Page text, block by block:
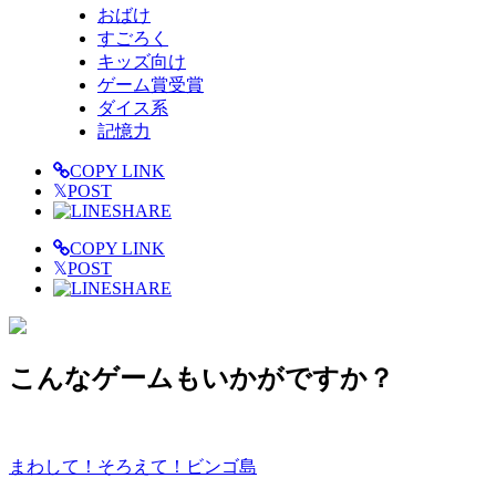
おばけ
すごろく
キッズ向け
ゲーム賞受賞
ダイス系
記憶力
COPY LINK
𝕏POST
SHARE
COPY LINK
𝕏POST
SHARE
こんなゲームもいかがですか？
まわして！そろえて！ビンゴ島